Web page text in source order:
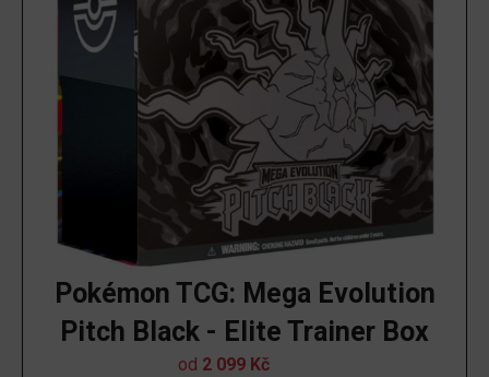
Pokémon TCG: Mega Evolution
Pitch Black - Elite Trainer Box
od 2 099 Kč